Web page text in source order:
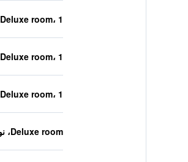
Deluxe room، 1 سرير كينغ
Deluxe room، 1 سرير كينغ
Deluxe room، 1 سرير كينغ
Deluxe room، نوع السرير غير معروف